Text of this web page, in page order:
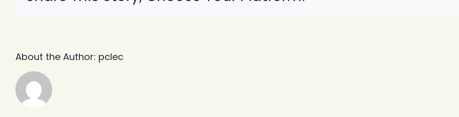
About the Author: pclec